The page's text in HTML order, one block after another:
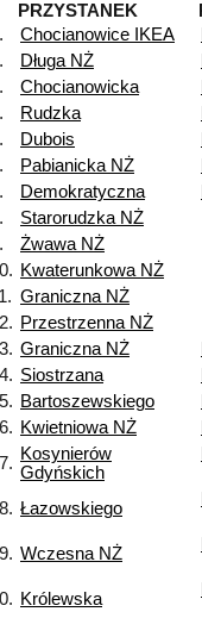
PRZYSTANEK
Chocianowice IKEA
Długa NŻ
Chocianowicka
Rudzka
Dubois
Pabianicka NŻ
Demokratyczna
Starorudzka NŻ
Żwawa NŻ
Kwaterunkowa NŻ
Graniczna NŻ
Przestrzenna NŻ
Graniczna NŻ
Siostrzana
Bartoszewskiego
Kwietniowa NŻ
Kosynierów
Gdyńskich
Łazowskiego
Wczesna NŻ
Królewska